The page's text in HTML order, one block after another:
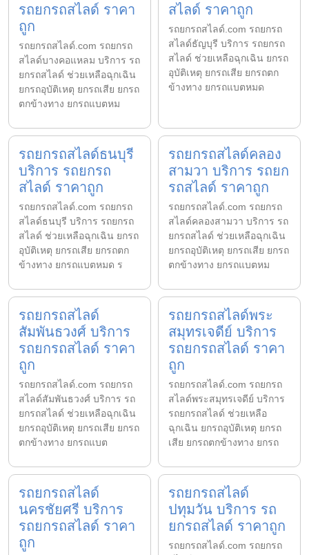
รถยกรถสไลด์ ราคา
ถูก
รถยกรถสไลด์.com รถยกรถ
สไลด์บางคอแหลม บริการ รถ
ยกรถสไลด์ ช่วยเหลือฉุกเฉิน
ยกรถอุบัติเหตุ ยกรถเสีย ยกรถ
ตกข้างทาง ยกรถแบตหม
สไลด์ ราคาถูก
รถยกรถสไลด์.com รถยกรถ
สไลด์ธัญบุรี บริการ รถยกรถ
สไลด์ ช่วยเหลือฉุกเฉิน ยกรถ
อุบัติเหตุ ยกรถเสีย ยกรถตก
ข้างทาง ยกรถแบตหมด
รถยกรถสไลด์ธนบุรี
บริการ รถยกรถ
สไลด์ ราคาถูก
รถยกรถสไลด์.com รถยกรถ
สไลด์ธนบุรี บริการ รถยกรถ
สไลด์ ช่วยเหลือฉุกเฉิน ยกรถ
อุบัติเหตุ ยกรถเสีย ยกรถตก
ข้างทาง ยกรถแบตหมด ร
รถยกรถสไลด์คลอง
สามวา บริการ รถยก
รถสไลด์ ราคาถูก
รถยกรถสไลด์.com รถยกรถ
สไลด์คลองสามวา บริการ รถ
ยกรถสไลด์ ช่วยเหลือฉุกเฉิน
ยกรถอุบัติเหตุ ยกรถเสีย ยกรถ
ตกข้างทาง ยกรถแบตหม
รถยกรถสไลด์
สัมพันธวงศ์ บริการ
รถยกรถสไลด์ ราคา
ถูก
รถยกรถสไลด์.com รถยกรถ
สไลด์สัมพันธวงศ์ บริการ รถ
ยกรถสไลด์ ช่วยเหลือฉุกเฉิน
ยกรถอุบัติเหตุ ยกรถเสีย ยกรถ
ตกข้างทาง ยกรถแบต
รถยกรถสไลด์พระ
สมุทรเจดีย์ บริการ
รถยกรถสไลด์ ราคา
ถูก
รถยกรถสไลด์.com รถยกรถ
สไลด์พระสมุทรเจดีย์ บริการ
รถยกรถสไลด์ ช่วยเหลือ
ฉุกเฉิน ยกรถอุบัติเหตุ ยกรถ
เสีย ยกรถตกข้างทาง ยกรถ
รถยกรถสไลด์
นครชัยศรี บริการ
รถยกรถสไลด์ ราคา
ถูก
รถยกรถสไลด์
ปทุมวัน บริการ รถ
ยกรถสไลด์ ราคาถูก
รถยกรถสไลด์.com รถยกรถ